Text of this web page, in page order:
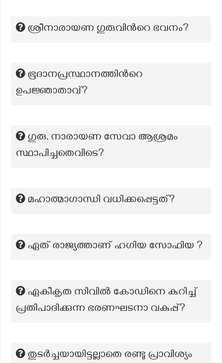
ശ്രീനാരായണ ഗുരുവിന്‍റെ ഭവനം?
ഭൂദാനപ്രസ്ഥാനത്തിൻറെ
ഉപജ്ഞാതാവ്?
ഗുരു, നാരായണ സേവാ ആശ്രമം
സ്ഥാപിച്ചതെവിടെ?
മഹാത്മാഗാന്ധി വധിക്കപ്പെട്ടത്?
ഏത് രാജ്യത്താണ് ഹഗിയ സോഫിയ ?
ഏകീകൃത സിവിൽ കോഡിനെ കുറിച്ച്
പ്രതിപാദിക്കുന്ന ഭരണഘടനാ വകുപ്പ്?
തുടർച്ചയായിട്ടല്ലാതെ രണ്ടു പ്രാവിശ്യം